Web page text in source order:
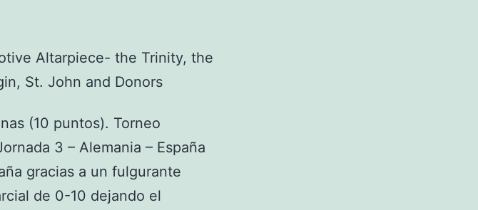
(10 puntos). Torneo
3 – Alemania – España
gracias a un fulgurante
de 0-10 dejando el